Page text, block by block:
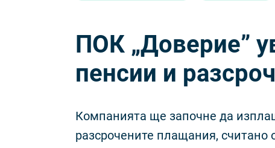
ПОК „Доверие”
пенсии и
Компанията ще започне да
разсрочените плащания, считано